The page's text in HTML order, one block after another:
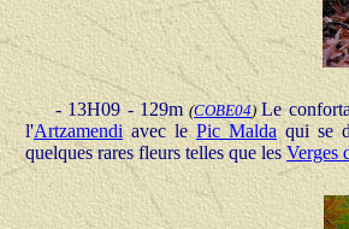
- 13H09 - 129m(COBE04) Le
l'Artzamendiavec le Pic Maldaqui se
quelques rares fleurs telles que lesVerges